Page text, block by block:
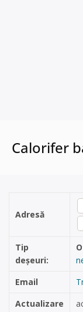
Calorifer
Adresă
Tip
deșeuri:
Email
Actualizare